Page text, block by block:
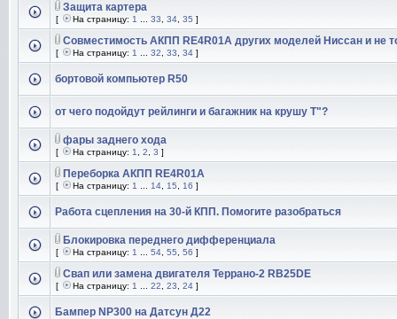
Защита картера
[ На страницу: 1 33 34 35 ]
Совместимость АКПП RE4R01A других моделей Ниссан и не
[ На страницу: 1 32 33 34 ]
бортовой компьютер R50
от чего подойдут рейлинги и багажник на крушу Т"?
фары заднего хода
[ На страницу: 1 2 3 ]
Переборка АКПП RE4R01A
[ На страницу: 1 14 15 16 ]
Работа сцепления на 30-й КПП. Помогите разобраться
Блокировка переднего дифференциала
[ На страницу: 1 54 55 56 ]
Свап или замена двигателя Террано-2 RB25DE
[ На страницу: 1 22 23 24 ]
Бампер NP300 на Датсун Д22